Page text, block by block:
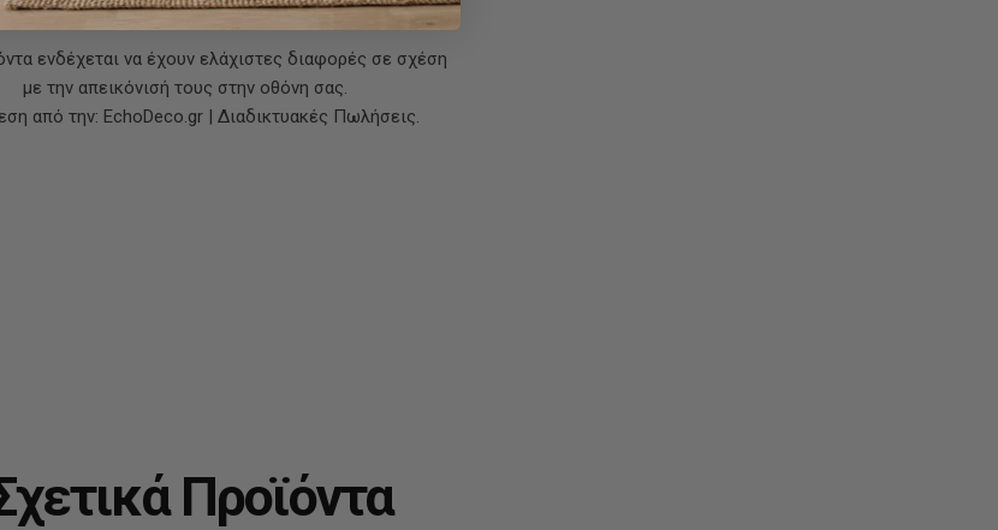
ενδέχεται να έχουν ελάχιστες διαφορές σε σχέση
με την απεικόνισή τους στην οθόνη σας.
από την: EchoDeco.gr | Διαδικτυακές Πωλήσεις.
Προϊόντα